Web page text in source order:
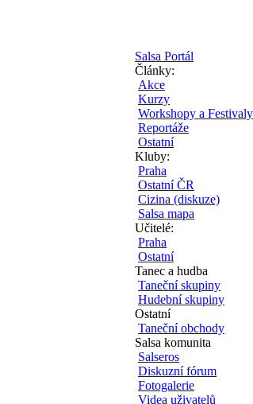
Salsa Portál
Články:
Akce
Kurzy
Workshopy a Festivaly
Reportáže
Ostatní
Kluby:
Praha
Ostatní ČR
Cizina (diskuze)
Salsa mapa
Učitelé:
Praha
Ostatní
Tanec a hudba
Taneční skupiny
Hudební skupiny
Ostatní
Taneční obchody
Salsa komunita
Salseros
Diskuzní fórum
Fotogalerie
Videa uživatelů